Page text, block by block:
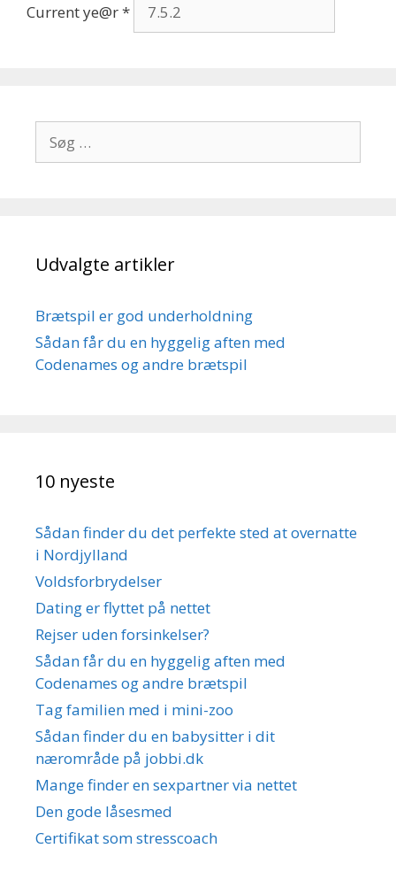
Current ye@r*
efter:
Udvalgte artikler
Brætspil er god underholdning
Sådan får du en hyggelig aften med
Codenames og andre brætspil
10 nyeste
Sådan finder du det perfekte sted at overnatte
i Nordjylland
Voldsforbrydelser
Dating er flyttet på nettet
Rejser uden forsinkelser?
Sådan får du en hyggelig aften med
Codenames og andre brætspil
Tag familien med i mini-zoo
Sådan finder du en babysitter i dit
nærområde på jobbi.dk
Mange finder en sexpartner via nettet
Den gode låsesmed
Certifikat som stresscoach